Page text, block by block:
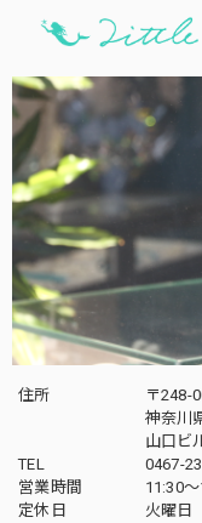
住所
〒248-
神奈川
山口ビ
TEL
0467-
営業時間
11:30
定休日
火曜日